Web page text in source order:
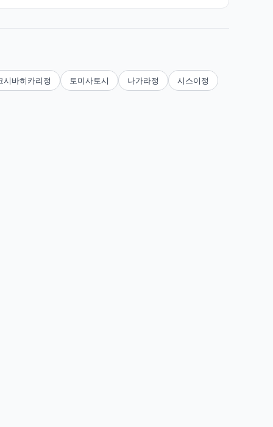
시바히카리정 토미사토시 나가라정 시스이정